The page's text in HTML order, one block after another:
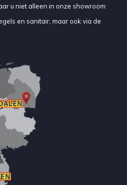
u niet alleen in onze showroom
en sanitair, maar ook via de